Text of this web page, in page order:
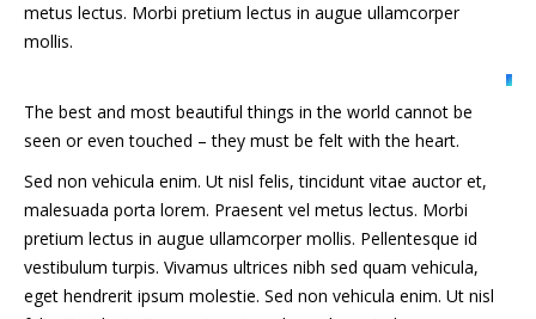
metus lectus. Morbi pretium lectus in augue ullamcorper
mollis.
The best and most beautiful things in the world cannot be
seen or even touched – they must be felt with the heart.
Sed non vehicula enim. Ut nisl felis, tincidunt vitae auctor et,
malesuada porta lorem. Praesent vel metus lectus. Morbi
pretium lectus in augue ullamcorper mollis. Pellentesque id
vestibulum turpis. Vivamus ultrices nibh sed quam vehicula,
eget hendrerit ipsum molestie. Sed non vehicula enim. Ut nisl